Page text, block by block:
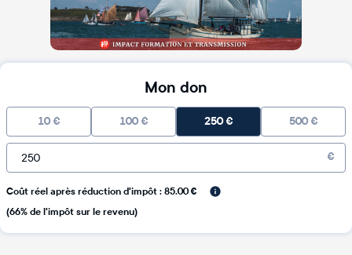
Mon don
10 € 100 € 250€ 500 €
€
Coût réel après réduction d'impôt : 85.00 €
(66% de l'impôt sur le revenu)